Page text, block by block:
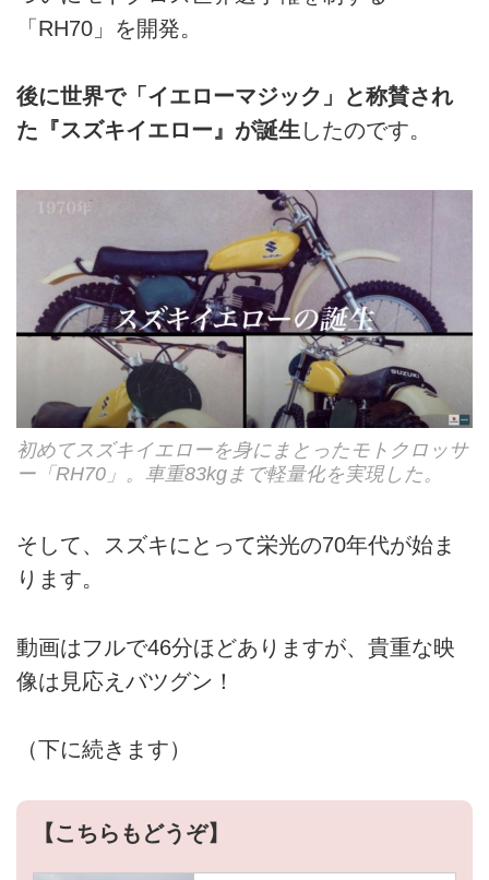
「RH70」を開発。
後に世界で「イエローマジック」と称賛され
た『スズキイエロー』が誕生 したのです。
初めてスズキイエローを身にまとったモトクロッサ
ー「RH70」。車重83kgまで軽量化を実現した。
そして、スズキにとって栄光の70年代が始ま
ります。
動画はフルで46分ほどありますが、貴重な映
像は見応えバツグン！
（下に続きます）
【こちらもどうぞ】